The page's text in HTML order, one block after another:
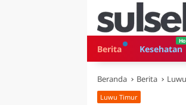
Berita Kesehatan
Beranda Berita
Luwu Timur